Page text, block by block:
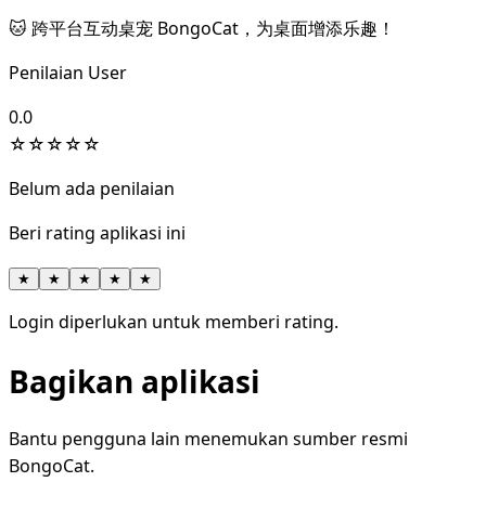
🐱 跨平台互动桌宠 BongoCat，为桌面增添乐趣！
Penilaian User
0.0
☆☆☆☆☆
Belum ada penilaian
Beri rating aplikasi ini
★ ★ ★ ★ ★
Login diperlukan untuk memberi rating.
Bagikan aplikasi
Bantu pengguna lain menemukan sumber resmi
BongoCat.